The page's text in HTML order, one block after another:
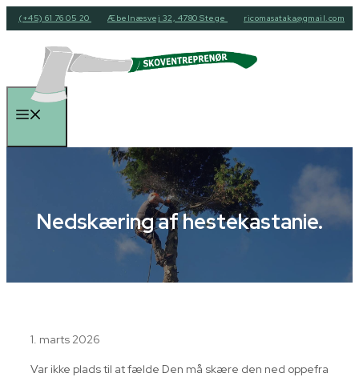
Hop
til
(+45) 61 76 05 20 Æbelnæsvej 32, 4780 Stege ricomasataka@gmail.com
Nedskæring af hestekastanie.
1. marts 2026
Var ikke plads til at fælde Den må skære den ned oppefra